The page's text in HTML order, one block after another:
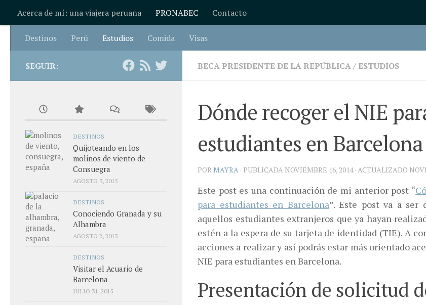
Saltar al contenido
Acerca de mí: una viajera peruana PRONABEC Contacto
Destinos Perú Estudios Comida Visas
BECA PRESIDENTE DE LA REPÚBLICA/ ESTUDIOS
Dónde recoger el NIE
estudiantes en Barcelona
POR MAYRA · PUBLICADA NOVIEMBRE 16, 2014· ACTUALIZADO
Este post es una continuación de mi anterior post “
para estudiantes en Barcelona”. Este post va a ser
aquellos estudiantes extranjeros que ya hayan
estén a la espera de su tarjeta de identidad (TIE). A
acciones a realizar y así podrás estar más orientado
NIE para estudiantes en Barcelona.
Presentación de solicitud
SEGUIR:
DESTINOS
Quijoteando en los
molinos de viento de
Consuegra
AGOSTO 3, 2015
DESTINOS
Conociendo Granada y su
Alhambra
AGOSTO 2, 2015
DESTINOS
Visitar el Acuario de
Barcelona
JULIO 31, 2015